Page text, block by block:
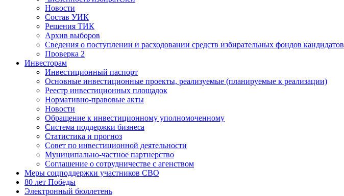
Новости
Состав УИК
Решения ТИК
Архив выборов
Сведения о поступлении и расходовании средств избирательных фондов кандидатов
Проверка 2
Инвесторам
Инвестиционный паспорт
Основные инвестиционные проекты, реализуемые (планируемые к реализации)
Реестр инвестиционных площадок
Нормативно-правовые акты
Новости
Обращение к инвестиционному уполномоченному
Система поддержки бизнеса
Статистика и прогноз
Совет по инвестиционной деятельности
Муниципально-частное партнерство
Соглашение о сотрудничестве с агенством
Меры соцподдержки участников СВО
80 лет Победы
Электронный бюллетень